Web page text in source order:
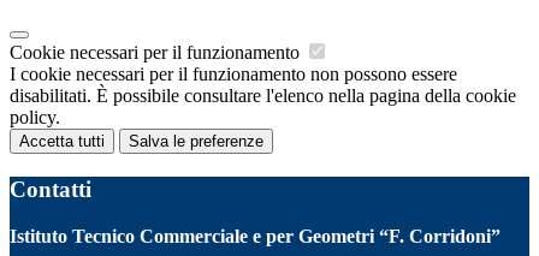
Cookie necessari per il funzionamento
I cookie necessari per il funzionamento non possono essere
disabilitati. È possibile consultare l'elenco nella pagina della cookie
policy.
Accetta tutti Salva le preferenze
Contatti
Istituto Tecnico Commerciale e per Geometri “F. Corridoni”